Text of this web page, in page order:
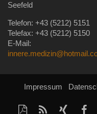
Seefeld
Telefon: +43 (5212) 5151
Telefax: +43 (5212) 5150
E-Mail:
Impressum
Diese
RSS-
Auf